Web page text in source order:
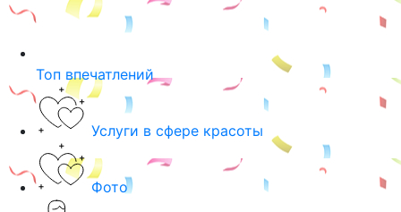
Топ впечатлений
Услуги в сфере красоты
Фото